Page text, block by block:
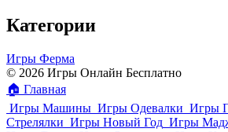
Категории
Игры Ферма
© 2026 Игры Онлайн Бесплатно
🏠 Главная
Игры Машины Игры Одевалки Игры
Стрелялки Игры Новый Год Игры